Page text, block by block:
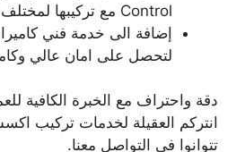
Control مع تركيبها لمختلف انواع الابواب.
إضافة الى خدمة فني
لتحصل على امان عالي
دقة واحتراف مع الخبرة الكافية
انتركم العقيلة لخدمات تركيب
تتوانوا في التواصل معنا.